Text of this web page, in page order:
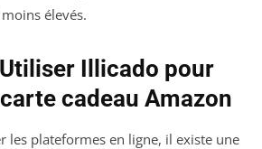
élevés.
Illicado pour
cadeau Amazon
les plateformes en ligne, il existe une